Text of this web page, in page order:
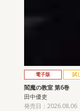
電子版 試
閻魔の教室 第6巻
田中優吏
発売日：2026.08.06